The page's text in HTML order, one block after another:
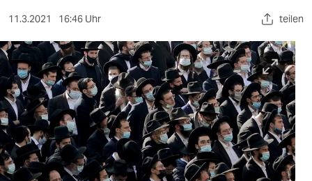
sport
berlin
nord
wahrheit
verlag
verlag
11.3.2021 16:46 Uhr teilen